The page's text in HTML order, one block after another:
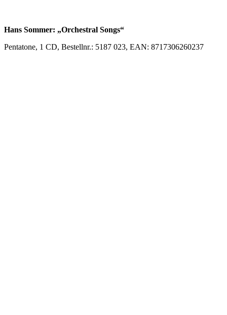
Hans Sommer: „Orchestral Songs“
Pentatone, 1 CD, Bestellnr.: 5187 023, EAN: 8717306260237